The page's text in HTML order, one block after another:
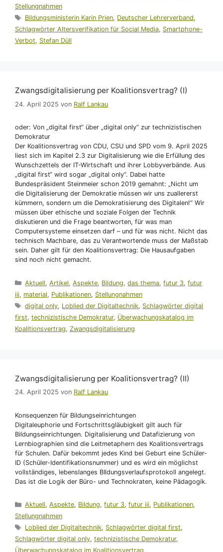
Stellungnahmen
Schlagwörter
Bildungsministerin Karin Prien, Deutscher Lehrerverband,
Schlagwörter Altersverifikation für Social Media, Smartphone-
Verbot, Stefan Düll
Zwangsdigitalisierung per Koalitionsvertrag? (I)
24. April 2025 von Ralf Lankau
oder: Von „digital first“ über „digital only“ zur technizistischen
Demokratur
Der Koalitionsvertrag von CDU, CSU und SPD vom 9. April 2025
liest sich im Kapitel 2.3 zur Digitalisierung wie die Erfüllung des
Wunschzettels der IT-Wirtschaft und ihrer Lobbyverbände. Aus
„digital first“ wird sogar „digital only“. Dabei hatte
Bundespräsident Steinmeier schon 2019 gemahnt: „Nicht um
die Digitalisierung der Demokratie müssen wir uns zuallererst
kümmern, sondern um die Demokratisierung des Digitalen!“ Wir
müssen über ethische und soziale Folgen der Technik
diskutieren und die Frage beantworten, für was man
Computersysteme einsetzen darf – und für was nicht. Nicht das
technisch Machbare, das zu Verantwortende muss der Maßstab
sein. Daher gilt für den Koalitionsvertrag: Die Hausaufgaben
sind noch nicht gemacht.
Kategorien
Aktuell,Artikel,Aspekte, Bildung,das thema,futur 3,futur
iii, material, Publikationen, Stellungnahmen
Schlagwörter
digital only, Loblied der Digitaltechnik, Schlagwörter digital
first, technizistische Demokratur, Überwachungskatalog im
Koalitionsvertrag, Zwangsdigitalisierung
Zwangsdigitalisierung per Koalitionsvertrag? (II)
24. April 2025 von Ralf Lankau
Konsequenzen für Bildungseinrichtungen
Digitaleuphorie und Fortschrittsgläubigkeit gilt auch für
Bildungseinrichtungen. Digitalisierung und Datafizierung von
Lernbiographien sind die Leitmetaphern des Koalitionsvertrags
für Schulen. Dafür bekommt jedes Kind bei Geburt eine Schüler-
ID (Schüler-Identifikationsnummer) und es wird ein möglichst
vollständiges, lebenslanges BIldungsverlaufsprotokoll angelegt.
Das ist die Logik der Büro- und Technokraten, keine Pädagogik.
Kategorien
Aktuell,Aspekte, Bildung,futur 3,futur iii, Publikationen,
Stellungnahmen
Schlagwörter
Loblied der Digitaltechnik, Schlagwörter digital first,
Schlagwörter digital only, technizistische Demokratur,
Überwachungskatalog im Koalitionsvertrag,